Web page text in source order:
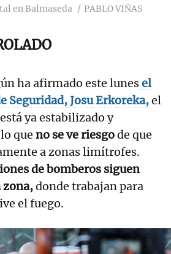
en Balmaseda PABLO VIÑAS
ha afirmado este lunesel
Seguridad, Josu Erkoreka,el
ya estabilizado y
que no se ve riesgode que
a zonas limítrofes.
de bomberos siguen
zona,donde trabajan para
el fuego.